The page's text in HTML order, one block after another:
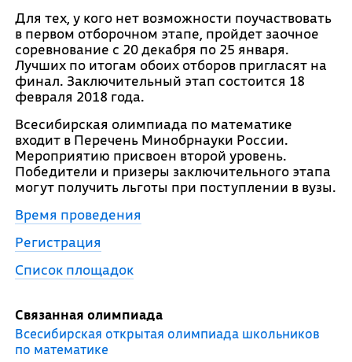
Для тех, у кого нет возможности поучаствовать
в первом отборочном этапе, пройдет заочное
соревнование с 20 декабря по 25 января.
Лучших по итогам обоих отборов пригласят на
финал. Заключительный этап состоится 18
февраля 2018 года.
Всесибирская олимпиада по математике
входит в Перечень Минобрнауки России.
Мероприятию присвоен второй уровень.
Победители и призеры заключительного этапа
могут получить льготы при поступлении в вузы.
Время проведения
Регистрация
Список площадок
Связанная олимпиада
Всесибирская открытая олимпиада школьников
по математике